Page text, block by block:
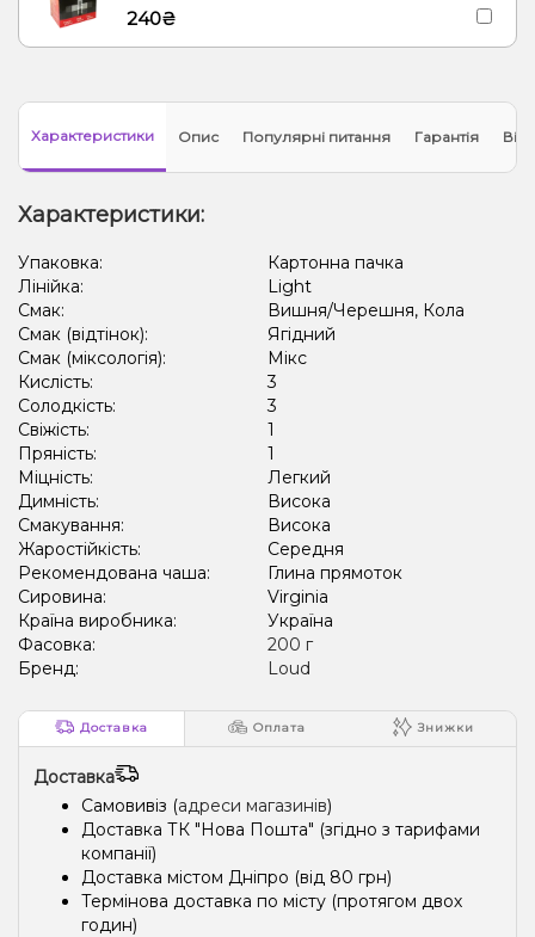
240₴
Характеристики Опис Популярні питання Гарантія
Характеристики:
Упаковка:
Картонна пачка
Лінійка:
Light
Смак:
Вишня/Черешня, Кола
Смак (відтінок):
Ягідний
Смак (міксологія):
Мікс
Кислість:
3
Солодкість:
3
Свіжість:
1
Пряність:
1
Міцність:
Легкий
Димність:
Висока
Смакування:
Висока
Жаростійкість:
Середня
Рекомендована чаша:
Глина прямоток
Сировина:
Virginia
Країна виробника:
Україна
Фасовка:
200 г
Бренд:
Loud
Доставка Оплата Знижки
Доставка
Самовивіз (адреси магазинів)
Доставка ТК "Нова Пошта" (згідно з тарифами
компанії)
Доставка містом Дніпро (від 80 грн)
Термінова доставка по місту (протягом двох
годин)